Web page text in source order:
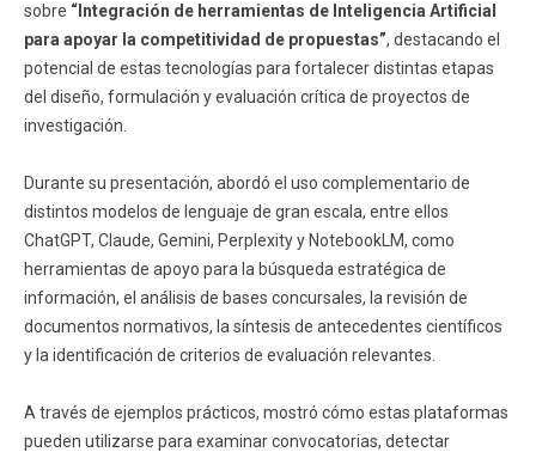
sobre “Integración de herramientas de Inteligencia Artificial
para apoyar la competitividad de propuestas”, destacando el
potencial de estas tecnologías para fortalecer distintas etapas
del diseño, formulación y evaluación crítica de proyectos de
investigación.
Durante su presentación, abordó el uso complementario de
distintos modelos de lenguaje de gran escala, entre ellos
ChatGPT, Claude, Gemini, Perplexity y NotebookLM, como
herramientas de apoyo para la búsqueda estratégica de
información, el análisis de bases concursales, la revisión de
documentos normativos, la síntesis de antecedentes científicos
y la identificación de criterios de evaluación relevantes.
A través de ejemplos prácticos, mostró cómo estas plataformas
pueden utilizarse para examinar convocatorias, detectar